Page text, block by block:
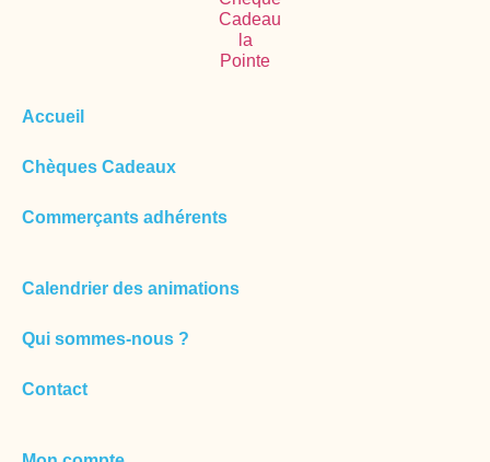
Accueil
Chèques Cadeaux
Commerçants adhérents
Calendrier des animations
Qui sommes-nous ?
Contact